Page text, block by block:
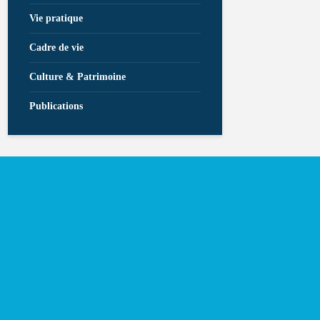
Vie pratique
Cadre de vie
Culture & Patrimoine
Publications